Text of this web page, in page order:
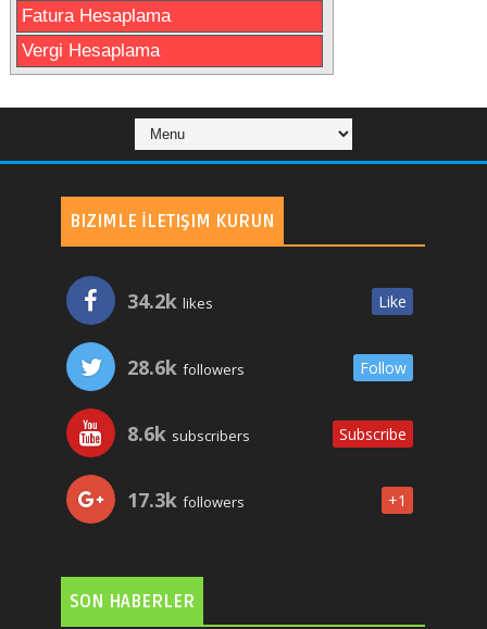
Fatura Hesaplama
Vergi Hesaplama
BIZIMLE İLETIŞIM KURUN
34.2k likes Like
28.6k followers Follow
8.6k subscribers Subscribe
17.3k followers +1
SON HABERLER